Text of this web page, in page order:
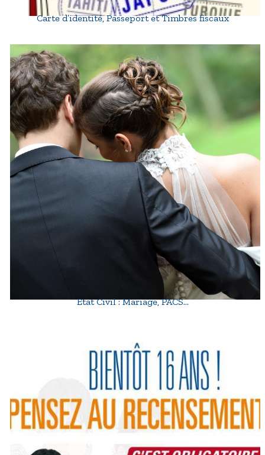
Carte d’identité, Passeport et Timbres fiscaux
Etat Civil : Mariage, PACS…